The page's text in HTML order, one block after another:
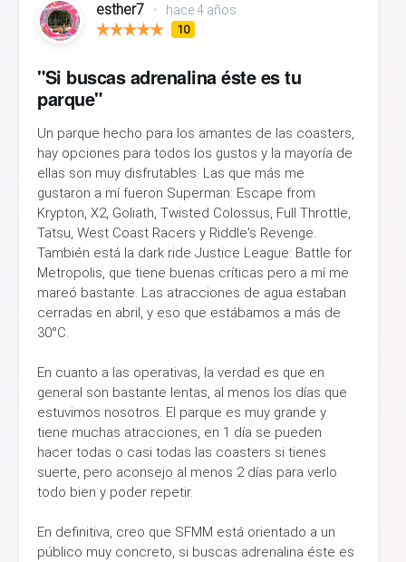
esther7 • hace 4 años
10
"Si buscas adrenalina éste es tu
parque"
Un parque hecho para los amantes de las coasters,
hay opciones para todos los gustos y la mayoría de
ellas son muy disfrutables. Las que más me
gustaron a mí fueron Superman: Escape from
Krypton, X2, Goliath, Twisted Colossus, Full Throttle,
Tatsu, West Coast Racers y Riddle's Revenge.
También está la dark ride Justice League: Battle for
Metropolis, que tiene buenas críticas pero a mí me
mareó bastante. Las atracciones de agua estaban
cerradas en abril, y eso que estábamos a más de
30°C.
En cuanto a las operativas, la verdad es que en
general son bastante lentas, al menos los días que
estuvimos nosotros. El parque es muy grande y
tiene muchas atracciones, en 1 día se pueden
hacer todas o casi todas las coasters si tienes
suerte, pero aconsejo al menos 2 días para verlo
todo bien y poder repetir.
En definitiva, creo que SFMM está orientado a un
público muy concreto, si buscas adrenalina éste es